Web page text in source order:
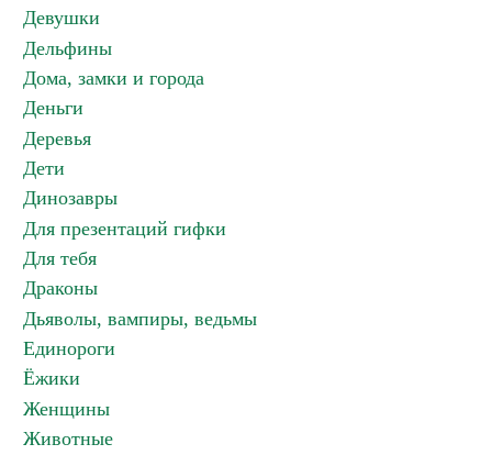
Девушки
Дельфины
Дома, замки и города
Деньги
Деревья
Дети
Динозавры
Для презентаций гифки
Для тебя
Драконы
Дьяволы, вампиры, ведьмы
Единороги
Ёжики
Женщины
Животные